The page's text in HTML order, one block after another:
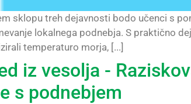
sklopu treh dejavnosti bodo učenci s
lokalnega podnebja. S praktično
temperaturo morja, [...]
iz vesolja -
s podnebjem